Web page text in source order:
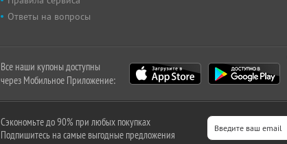
Ответы на вопросы
Все наши купоны доступны
через Мобильное Приложение:
Сэкономьте до 90% при любых покупках
Подпишитесь на самые выгодные предложения